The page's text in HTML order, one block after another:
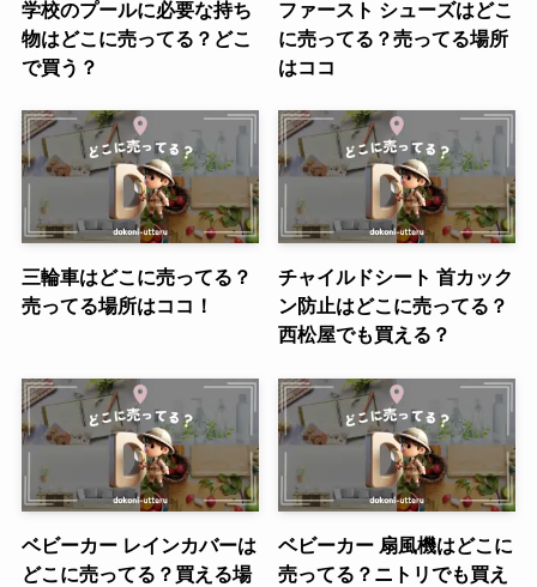
学校のプールに必要な持ち
物はどこに売ってる？どこ
で買う？
ファースト シューズはどこ
に売ってる？売ってる場所
はココ
三輪車はどこに売ってる？
売ってる場所はココ！
チャイルドシート 首カック
ン防止はどこに売ってる？
西松屋でも買える？
ベビーカー レインカバーは
どこに売ってる？買える場
ベビーカー 扇風機はどこに
売ってる？ニトリでも買え